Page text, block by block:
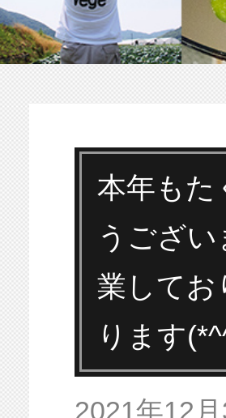
本年もたくさん
うございました
業しておりま
2021年12月31日
前の記事 記
アーカイブを選